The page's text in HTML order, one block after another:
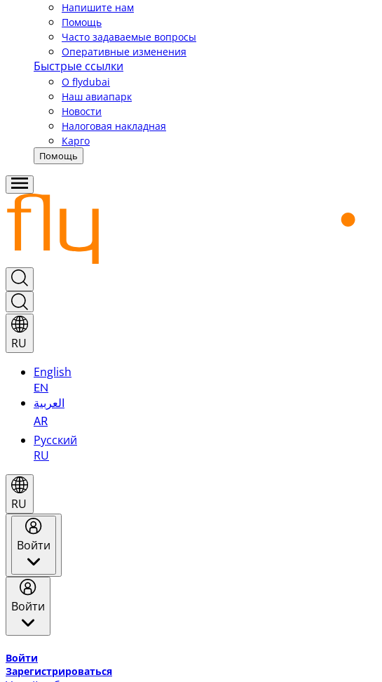
Напишите нам
Помощь
Часто задаваемые вопросы
Оперативные изменения
Быстрые ссылки
О flydubai
Наш авиапарк
Новости
Налоговая накладная
Карго
Помощь
RU
English
EN
العربية
AR
Русский
RU
RU
Войти
Войти
Войти
Зарегистрироваться